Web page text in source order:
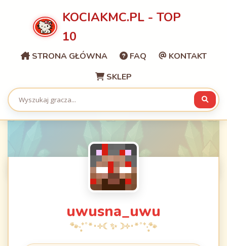
KOCIAKMC.PL - TOP
10
STRONA GŁÓWNA FAQ
KONTAKT
SKLEP
uwusna_uwu